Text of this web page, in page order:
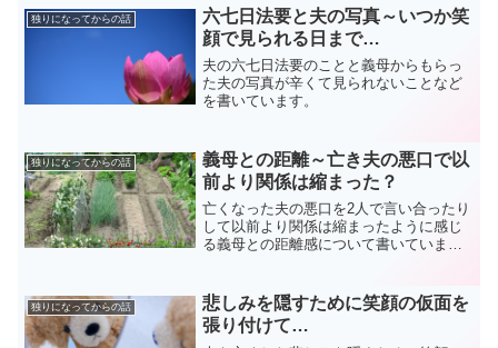
独りになってからの話
六七日法要と夫の写真～いつか笑
顔で見られる日まで…
夫の六七日法要のことと義母からもらっ
た夫の写真が辛くて見られないことなど
を書いています。
独りになってからの話
義母との距離～亡き夫の悪口で以
前より関係は縮まった？
亡くなった夫の悪口を2人で言い合ったり
して以前より関係は縮まったように感じ
る義母との距離感について書いていま
独りになってからの話
悲しみを隠すために笑顔の仮面を
張り付けて…